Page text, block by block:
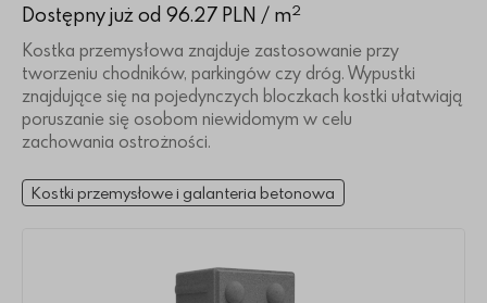
Dostępny już od 96.27 PLN / m2
Kostka przemysłowa znajduje zastosowanie przy
tworzeniu chodników, parkingów czy dróg. Wypustki
znajdujące się na pojedynczych bloczkach kostki ułatwiają
poruszanie się osobom niewidomym w celu
zachowania ostrożności.
Kostki przemysłowe i galanteria betonowa